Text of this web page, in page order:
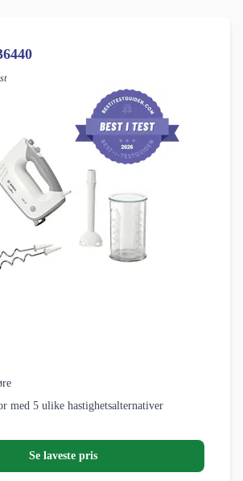
med 5 ulike hastighetsalternativer
Se laveste pris